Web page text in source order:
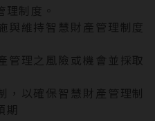
制度。
與維持智慧財產管理制度
管理之風險或機會並採取
，以確保智慧財產管理制
期